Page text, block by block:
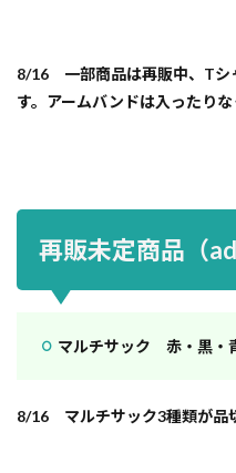
8/16 一部商品は再販中、T
す。アームバンドは入ったり
再販未定商品（
マルチサック 赤・黒・
8/16 マルチサック3種類が品